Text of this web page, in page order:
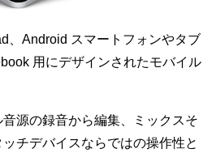
、Android スマートフォンやタブ
用にデザインされたモバイル
源の録音から編集、ミックスそ
チデバイスならではの操作性と